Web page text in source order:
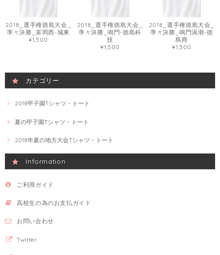
2018_選手権徳島大会_
準々決勝_富岡西-城東
¥1,500
2018_選手権徳島大会_
準々決勝_鳴門-徳島科
技
¥1,500
2018_選手権徳島大会_
準々決勝_鳴門渦潮-徳
島商
¥1,500
カテゴリー
2018甲子園Tシャツ・トート
夏の甲子園Tシャツ・トート
2018年夏の地方大会Tシャツ・トート
Information
ご利用ガイド
高校生の為のお支払ガイド
お問い合わせ
Twitter